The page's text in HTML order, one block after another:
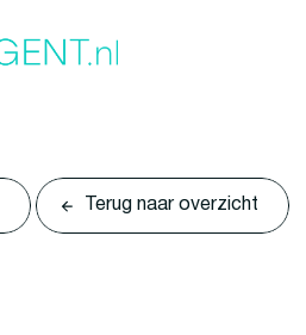
Terug naar overzicht